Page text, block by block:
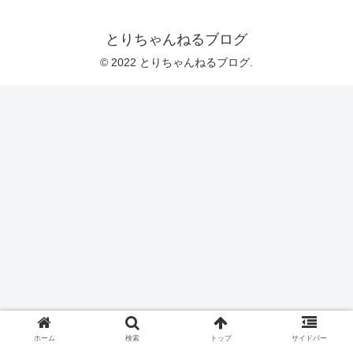
とりちゃんねるブログ
© 2022 とりちゃんねるブログ.
ホーム 検索 トップ サイドバー